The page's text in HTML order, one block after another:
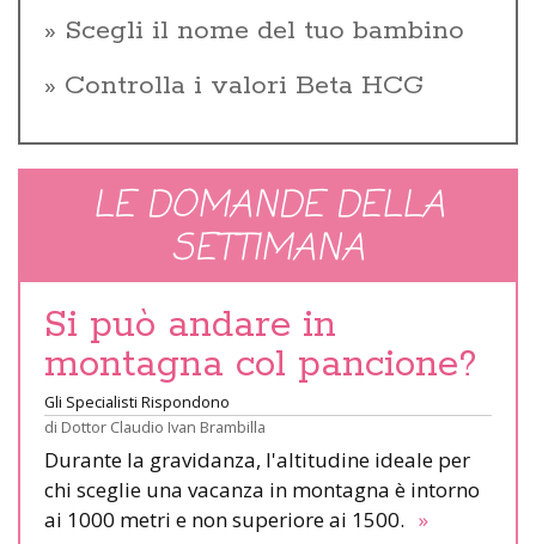
Scegli il nome del tuo bambino
Controlla i valori Beta HCG
LE DOMANDE DELLA
SETTIMANA
Si può andare in
montagna col pancione?
Gli Specialisti Rispondono
di Dottor Claudio Ivan Brambilla
Durante la gravidanza, l'altitudine ideale per
chi sceglie una vacanza in montagna è intorno
ai 1000 metri e non superiore ai 1500. »